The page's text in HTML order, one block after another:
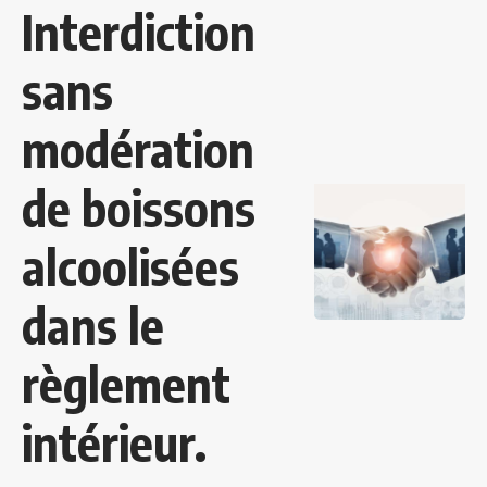
Interdiction
sans
modération
de boissons
alcoolisées
dans le
règlement
intérieur.